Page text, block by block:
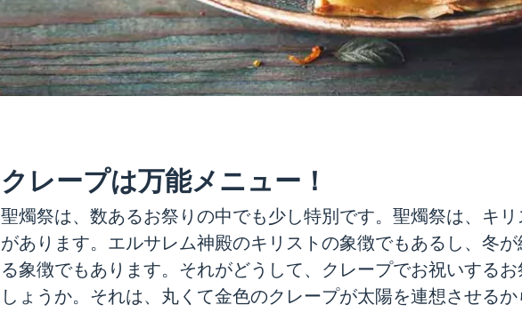
クレープは万能メニュー！
聖燭祭は、数あるお祭りの中でも少し特別です。聖燭祭は、キ
があります。エルサレム神殿のキリストの象徴でもあるし、冬が
る象徴でもあります。それがどうして、クレープでお祝いする
しょうか。それは、丸くて金色のクレープが太陽を連想させる